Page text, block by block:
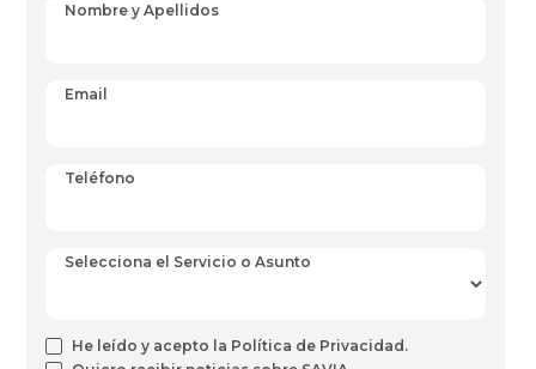
Nombre y Apellidos
Email
Teléfono
Selecciona el Servicio o Asunto
He leído y acepto la Política de Privacidad.